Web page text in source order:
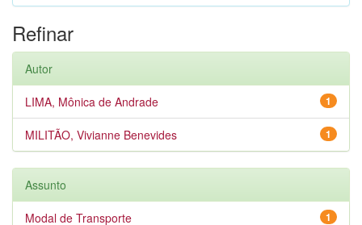
Refinar
Autor
1
LIMA, Mônica de Andrade
1
MILITÃO, Vivianne Benevides
Assunto
1
Modal de Transporte